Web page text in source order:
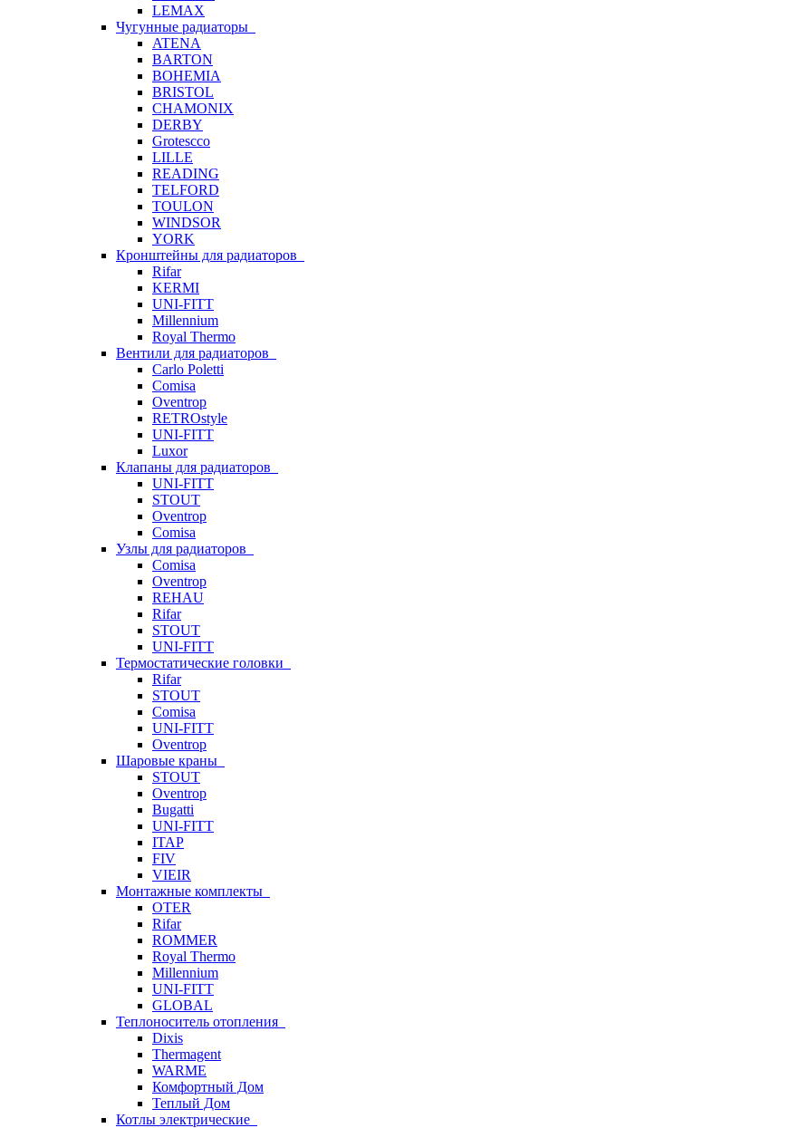
LEMAX
Чугунные радиаторы
ATENA
BARTON
BOHEMIA
BRISTOL
CHAMONIX
DERBY
Grotescco
LILLE
READING
TELFORD
TOULON
WINDSOR
YORK
Кронштейны для радиаторов
Rifar
KERMI
UNI-FITT
Millennium
Royal Thermo
Вентили для радиаторов
Carlo Poletti
Comisa
Oventrop
RETROstyle
UNI-FITT
Luxor
Клапаны для радиаторов
UNI-FITT
STOUT
Oventrop
Comisa
Узлы для радиаторов
Comisa
Oventrop
REHAU
Rifar
STOUT
UNI-FITT
Термостатические головки
Rifar
STOUT
Comisa
UNI-FITT
Oventrop
Шаровые краны
STOUT
Oventrop
Bugatti
UNI-FITT
ITAP
FIV
VIEIR
Монтажные комплекты
OTER
Rifar
ROMMER
Royal Thermo
Millennium
UNI-FITT
GLOBAL
Теплоноситель отопления
Dixis
Thermagent
WARME
Комфортный Дом
Теплый Дом
Котлы электрические